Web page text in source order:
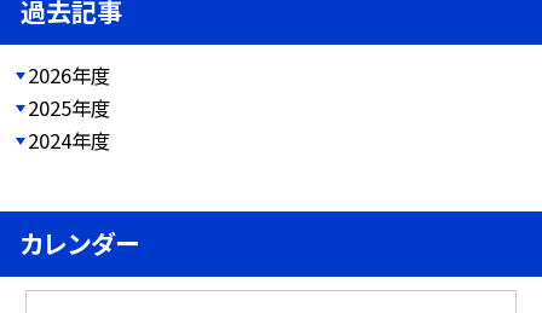
過去記事
2026年度
2025年度
2024年度
カレンダー